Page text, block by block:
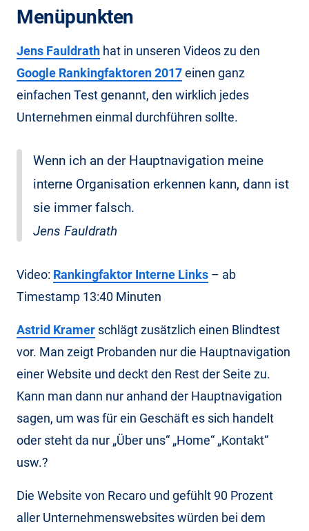
Menüpunkten
Jens Fauldrath hat in unseren Videos zu den
Google Rankingfaktoren 2017einen ganz
einfachen Test genannt, den wirklich jedes
Unternehmen einmal durchführen sollte.
Wenn ich an der Hauptnavigation meine
interne Organisation erkennen kann, dann ist
sie immer falsch.
Jens Fauldrath
Video: Rankingfaktor Interne Links – ab
Timestamp 13:40 Minuten
Astrid Kramer schlägt zusätzlich einen Blindtest
vor. Man zeigt Probanden nur die Hauptnavigation
einer Website und deckt den Rest der Seite zu.
Kann man dann nur anhand der Hauptnavigation
sagen, um was für ein Geschäft es sich handelt
oder steht da nur „Über uns“ „Home“ „Kontakt“
usw.?
Die Website von Recaro und gefühlt 90 Prozent
aller Unternehmenswebsites würden bei dem